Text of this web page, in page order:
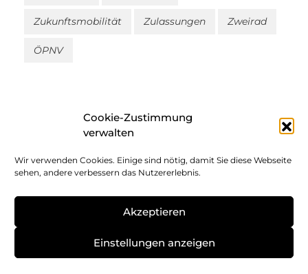
Cookie-Zustimmung
verwalten
Wir verwenden Cookies. Einige sind nötig, damit Sie diese Webseite
sehen, andere verbessern das Nutzererlebnis.
Akzeptieren
Einstellungen anzeigen
Zukunftsmobilität Zulassungen Zweirad
ÖPNV
Impressum
Datenschutz